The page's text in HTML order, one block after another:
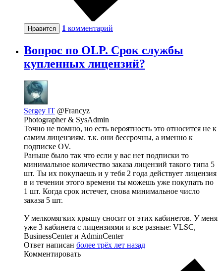
Нравится 1 комментарий
Вопрос по OLP. Срок службы
купленных лицензий?
Sergey IT @Francyz
Photographer & SysAdmin
Точно не помню, но есть вероятность это относится не к
самим лицензиям. т.к. они бессрочны, а именно к
подписке OV.
Раньше было так что если у вас нет подписки то
минимальное количество заказа лицензий такого типа 5
шт. Ты их покупаешь и у тебя 2 года действует лицензия
в и течении этого времени ты можешь уже покупать по
1 шт. Когда срок истечет, снова минимальное число
заказа 5 шт.
У мелкомягких крышу сносит от этих кабинетов. У меня
уже 3 кабинета с лицензиями и все разные: VLSC,
BusinessCenter и AdminCenter
Ответ написан более трёх лет назад
Комментировать